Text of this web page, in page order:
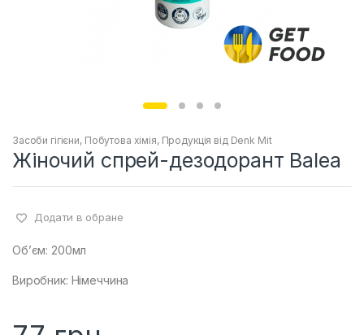
Засоби гігієни, Побутова хімія, Продукція від Denk Mit
Жіночий спрей-дезодорант Balea
Додати в обране
Об’єм: 200мл
Виробник: Німеччина